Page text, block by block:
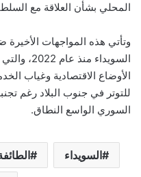
المحلي بشأن العلاقة مع
وتأتي هذه المواجهات
السويداء
الأوضاع الاقتصادية وغياب
للتوتر في جنوب البلاد رغم
السوري الواسع النطاق.
السويداء